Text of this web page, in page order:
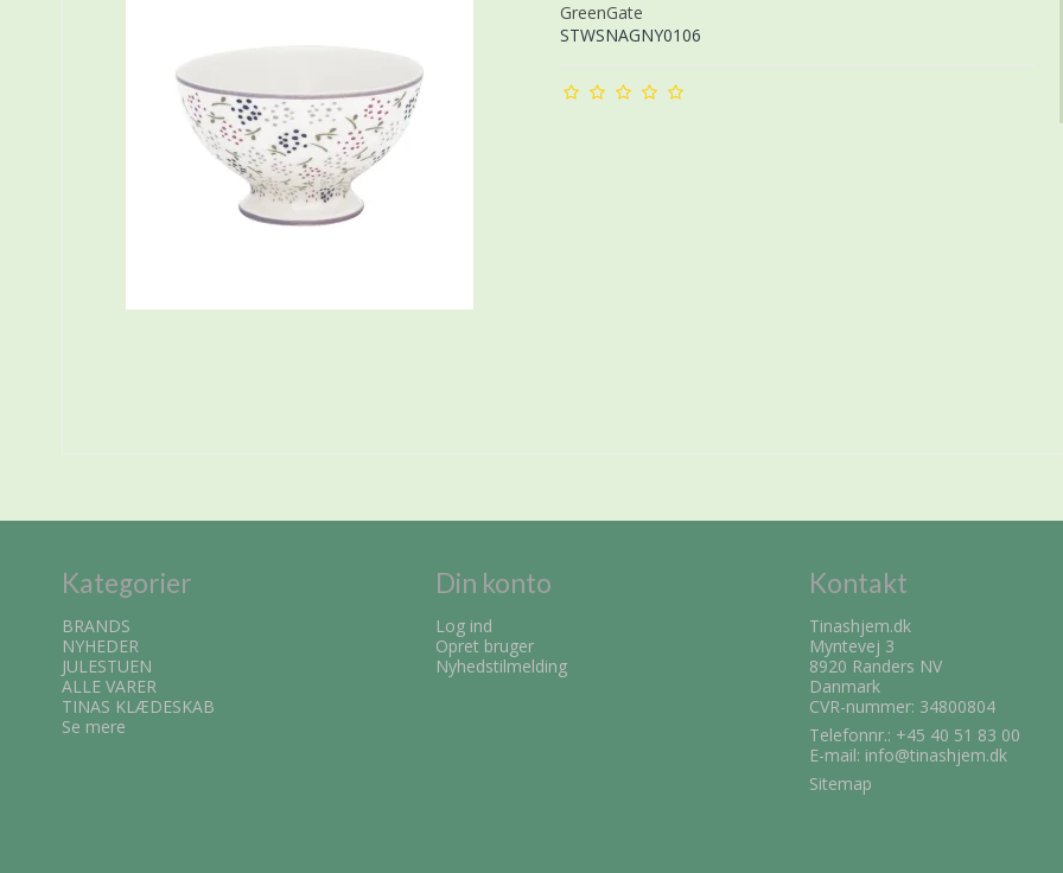
GreenGate
STWSNAGNY0106
Kategorier
BRANDS
NYHEDER
JULESTUEN
ALLE VARER
TINAS KLÆDESKAB
Se mere
Din konto
Log ind
Opret bruger
Nyhedstilmelding
Kontakt
Tinashjem.dk
Myntevej 3
8920 Randers NV
Danmark
CVR-nummer: 34800804
Telefonnr.: +45 40 51 83 00
E-mail: info@tinashjem.dk
Sitemap